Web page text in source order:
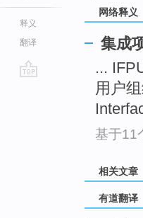
释义
翻译
网络释义
集成
...
用户
基于11
相关文章
有道翻译